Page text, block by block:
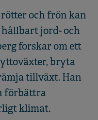
och frön kan
jord- och
forskar om ett
bryta
tillväxt. Han
förbättra
klimat.